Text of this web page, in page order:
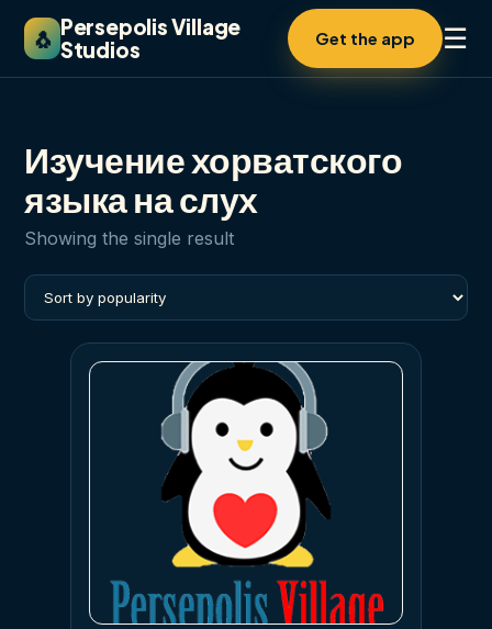
🐧 Persepolis Village
Studios
Get the app ☰
Изучение хорватского
языка на слух
Showing the single result